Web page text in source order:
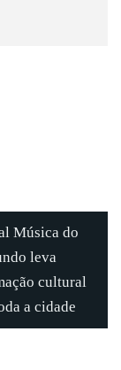
Música do
leva
cultural
a cidade